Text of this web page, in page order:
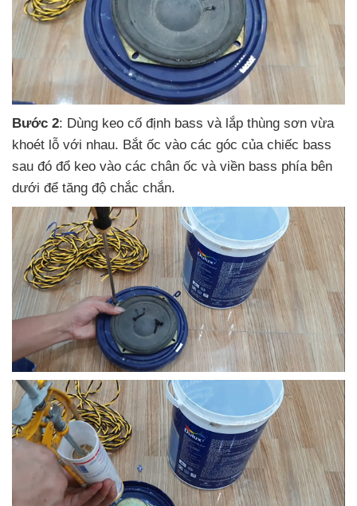
Bước 2: Dùng keo cố định bass và lắp thùng sơn vừa
khoét lỗ với nhau. Bắt ốc vào các góc của chiếc bass
sau đó đổ keo vào các chân ốc và viền bass phía bên
dưới để tăng độ chắc chắn.